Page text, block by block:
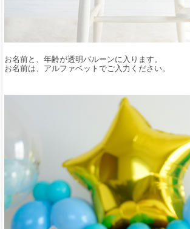
お名前と、年齢が透明バルーンに入ります。
お名前は、アルファベットでご入力ください。